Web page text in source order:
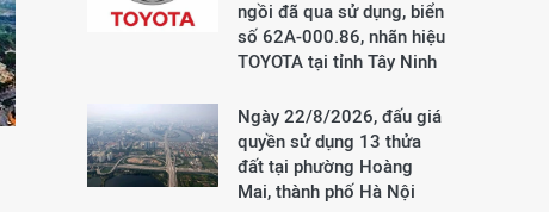
ngồi đã qua sử dụng, biển
số 62A-000.86, nhãn hiệu
TOYOTA tại tỉnh Tây Ninh
Ngày 22/8/2026, đấu giá
quyền sử dụng 13 thửa
đất tại phường Hoàng
Mai, thành phố Hà Nội